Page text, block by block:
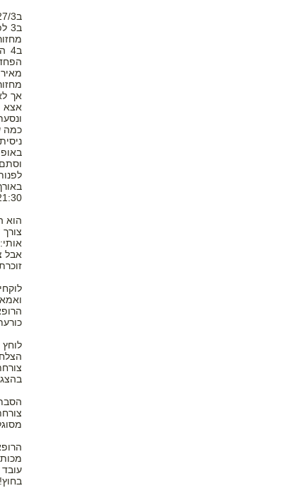
אצא
כמה
21:30 צלצלתי לרופא לספר לו על הצירים ועל שאחרי כל ציר שוב
הוא
אותי: פתיחה 7. לא נכון!!!
אבל